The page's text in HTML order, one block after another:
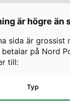
är högre än
sida är
på Nord
till:
Typ